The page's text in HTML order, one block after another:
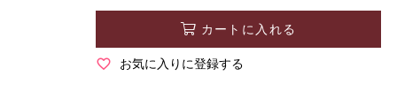
カートに入れる
お気に入りに登録する